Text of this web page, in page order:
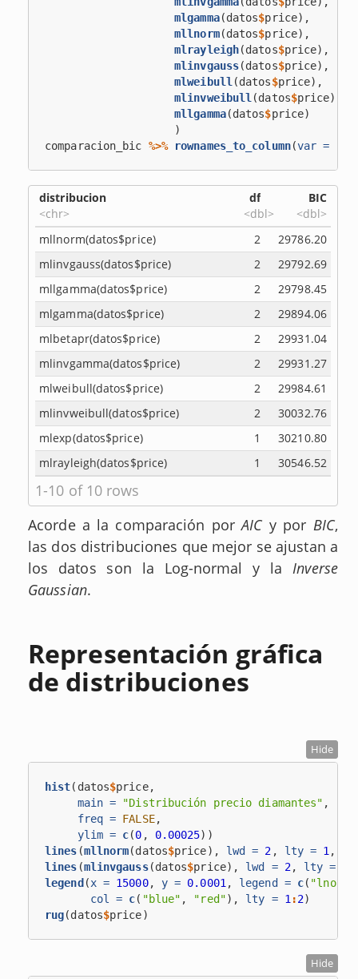
mlgamma(datos$price),
mllnorm(datos$price),
mlrayleigh(datos$price),
mlinvgauss(datos$price),
mlweibull(datos$price),
mlinvweibull(datos$price),
mllgamma(datos$price)
                    )
comparacion_bic %>% rownames_to_column(var =
distribucion
<chr>
df
<dbl>
BIC
<dbl>
mllnorm(datos$price)
2
29786.20
mlinvgauss(datos$price)
2
29792.69
mllgamma(datos$price)
2
29798.45
mlgamma(datos$price)
2
29894.06
mlbetapr(datos$price)
2
29931.04
mlinvgamma(datos$price)
2
29931.27
mlweibull(datos$price)
2
29984.61
mlinvweibull(datos$price)
2
30032.76
mlexp(datos$price)
1
30210.80
mlrayleigh(datos$price)
1 30546.52
1-10 of 10 rows
Acorde a la comparación porAIC y por BIC,
las dos distribuciones que mejor se ajustan a
los datos son la Log-normal y laInverse
Gaussian.
Representación gráfica
de distribuciones
Hide
hist(datos$price,
main =
"Distribución precio diamantes" ,
freq = FALSE,
ylim = c(0 , 0.00025))
lines (mllnorm(datos$price), lwd = 2 , lty = 1 ,
lines (mlinvgauss(datos$price), lwd = 2, lty =
legend (x = 15000, y = 0.0001 , legend = c( "lnorm"
col = c( "blue" , "red"), lty = 1 :2)
rug(datos$price)
Hide